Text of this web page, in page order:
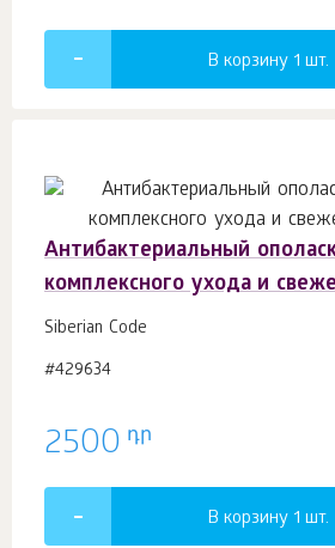
В корзину 1 шт.
Антибактериальный
комплексного ухода и
Siberian Code
#429634
2500 դր
В корзину 1 шт.